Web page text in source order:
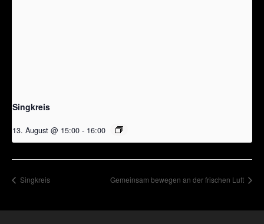
Singkreis
13. August @ 15:00 - 16:00
Singkreis Gemeinsam bewegen an der frischen Luft